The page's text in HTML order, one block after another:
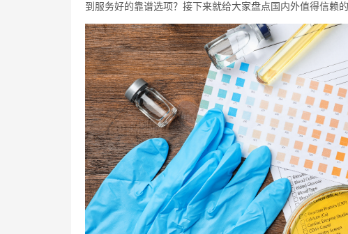
到服务好的靠谱选项？接下来就给大家盘点国内外值得信赖